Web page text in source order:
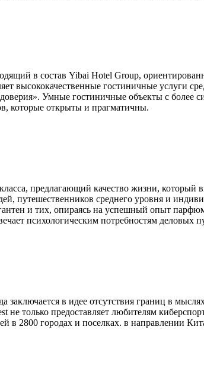
в состав Yibai Hotel Group,
высококачественные гостиничные услуги
Умные гостиничные объекты с
которые открыты и прагматичны.
предлагающий качество жизни, который
путешественников среднего уровня и
и тих, опираясь на успешный опыт
психологическим потребностям деловых
заключается в идее отсутствия границ в
только предоставляет любителям
в 2800 городах и поселках. в направлении